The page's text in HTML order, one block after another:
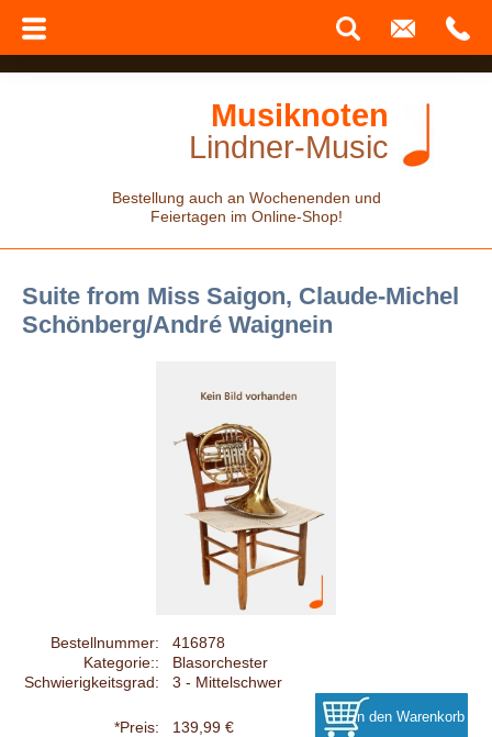
Musiknoten
Lindner-Music
Bestellung auch an Wochenenden und
Feiertagen im Online-Shop!
Suite from Miss Saigon, Claude-Michel
Schönberg/André Waignein
Bestellnummer:
416878
Kategorie::
Blasorchester
Schwierigkeitsgrad:
3 - Mittelschwer
*Preis: 139,99 €